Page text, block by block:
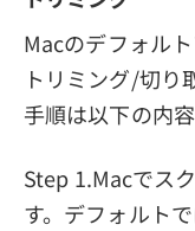
Macのデフォル
トリミング/切り
手順は以下の内
Step 1.Macでス
す。デフォルト